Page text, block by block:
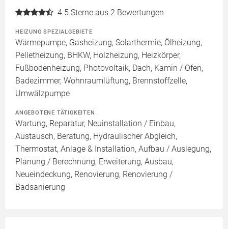
4.5 Sterne aus 2 Bewertungen
HEIZUNG SPEZIALGEBIETE
Wärmepumpe, Gasheizung, Solarthermie, Ölheizung,
Pelletheizung, BHKW, Holzheizung, Heizkörper,
Fußbodenheizung, Photovoltaik, Dach, Kamin / Ofen,
Badezimmer, Wohnraumlüftung, Brennstoffzelle,
Umwälzpumpe
ANGEBOTENE TÄTIGKEITEN
Wartung, Reparatur, Neuinstallation / Einbau,
Austausch, Beratung, Hydraulischer Abgleich,
Thermostat, Anlage & Installation, Aufbau / Auslegung,
Planung / Berechnung, Erweiterung, Ausbau,
Neueindeckung, Renovierung, Renovierung /
Badsanierung